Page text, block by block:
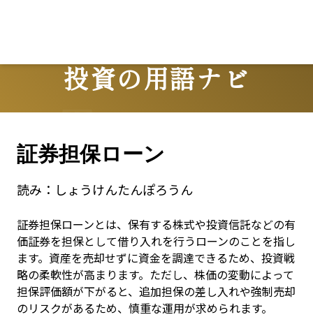
投資の用語ナビ
Terms
証券担保ローン
読み： しょうけんたんぽろうん
証券担保ローンとは、保有する株式や投資信託などの有
価証券を担保として借り入れを行うローンのことを指し
ます。資産を売却せずに資金を調達できるため、投資戦
略の柔軟性が高まります。ただし、株価の変動によって
担保評価額が下がると、追加担保の差し入れや強制売却
のリスクがあるため、慎重な運用が求められます。